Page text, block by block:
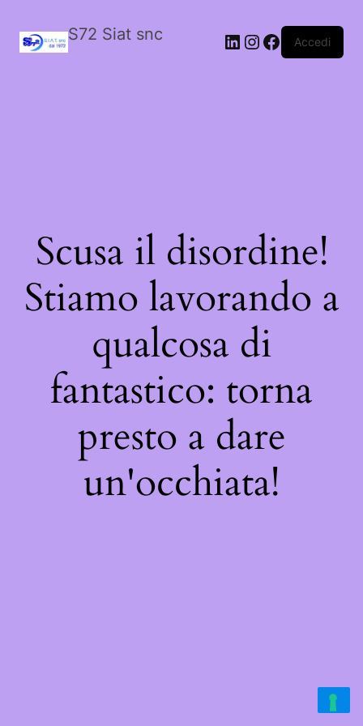
S72 Siat snc LinkedIn
Instagram
Facebook
Accedi
Scusa il disordine!
Stiamo lavorando a
qualcosa di
fantastico: torna
presto a dare
un'occhiata!